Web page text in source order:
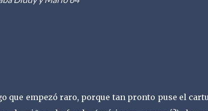
que empezó raro, porque tan pronto puse el